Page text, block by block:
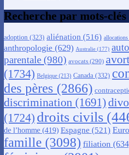
Recherche par mots-clés
adoption (323) aliénation (516)
anthropologie (629) Australie (177)
parentale (980) avocats (290)
(1734) Belgique (213) Canada (332)
des pères (2866)
discrimination (1691)
(1724) droits civils
de l’homme (419) Espagne (521)
famille (3098) filiation